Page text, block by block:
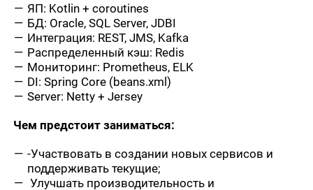
ЯП: Kotlin + coroutines
БД: Oracle, SQL Server, JDBI
Интеграция: REST, JMS, Kafka
Распределенный кэш: Redis
Мониторинг: Prometheus, ELK
DI: Spring Core (beans.xml)
Server: Netty + Jersey
Чем предстоит заниматься:
-Участвовать в создании новых сервисов и
поддерживать текущие;
Улучшать производительность и